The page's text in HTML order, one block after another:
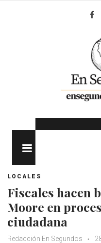
LOCALES
Fiscales hacen
Moore en
ciudadana
Redacción En Segundos